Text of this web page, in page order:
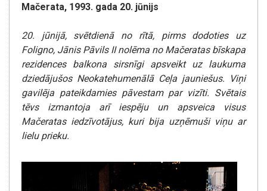
Mačerata, 1993. gada 20. jūnijs
20. jūnijā, svētdienā no rītā, pirms dodoties uz
Foligno, Jānis Pāvils II nolēma no Mačeratas bīskapa
rezidences balkona sirsnīgi apsveikt uz laukuma
dziedājušos Neokatehumenālā Ceļa jauniešus. Viņi
gavilēja pateikdamies pāvestam par vizīti. Svētais
tēvs izmantoja arī iespēju un apsveica visus
Mačeratas iedzīvotājus, kuri bija uzņēmuši viņu ar
lielu prieku.